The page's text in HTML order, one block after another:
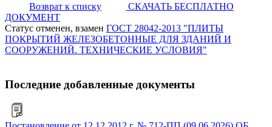
Возврат к списку
СКАЧАТЬ БЕСПЛАТНО
ДОКУМЕНТ
Статус отменен, взамен ГОСТ 28042-2013 "ПЛИТЫ
ПОКРЫТИЙ ЖЕЛЕЗОБЕТОННЫЕ ДЛЯ ЗДАНИЙ И
СООРУЖЕНИЙ. ТЕХНИЧЕСКИЕ УСЛОВИЯ"
Последние добавленные документы